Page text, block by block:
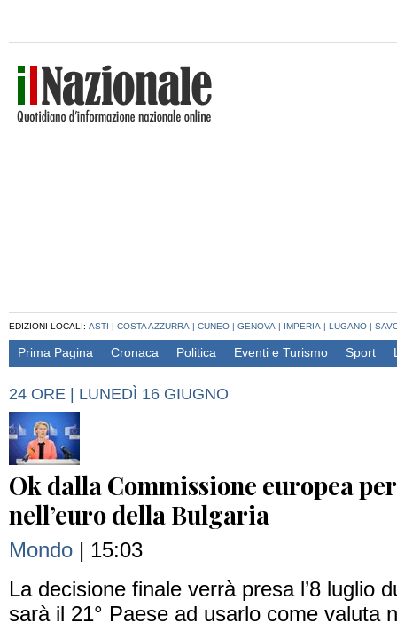
EDIZIONI LOCALI: ASTI | COSTA AZZURRA | CUNEO | GENOVA | IMPERIA | LUGANO |
Prima Pagina Cronaca Politica Eventi e Turismo Sport
24 ORE | LUNEDÌ 16 GIUGNO
Ok dalla Commissione europea
nell’euro della Bulgaria
Mondo | 15:03
La decisione finale verrà presa l’8 luglio
sarà il 21° Paese ad usarlo come valuta